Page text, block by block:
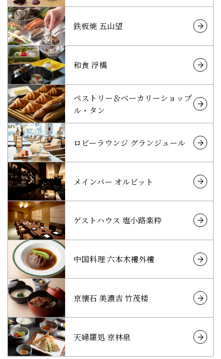
鉄板焼 五山望
和食 浮橋
ペストリー＆ベーカリーショップ
ル・タン
ロビーラウンジ グランジュール
メインバー オルビット
ゲストハウス 塩小路楽粋
中国料理 六本木樓外樓
京懐石 美濃吉 竹茂楼
天婦羅処 京林泉